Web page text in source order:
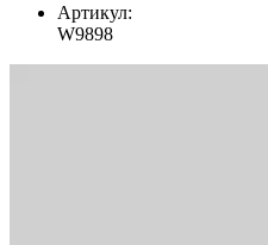
Артикул:
W9898